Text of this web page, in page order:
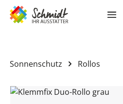
springen
Sonnenschutz Rollos
Bildergalerie überspringen